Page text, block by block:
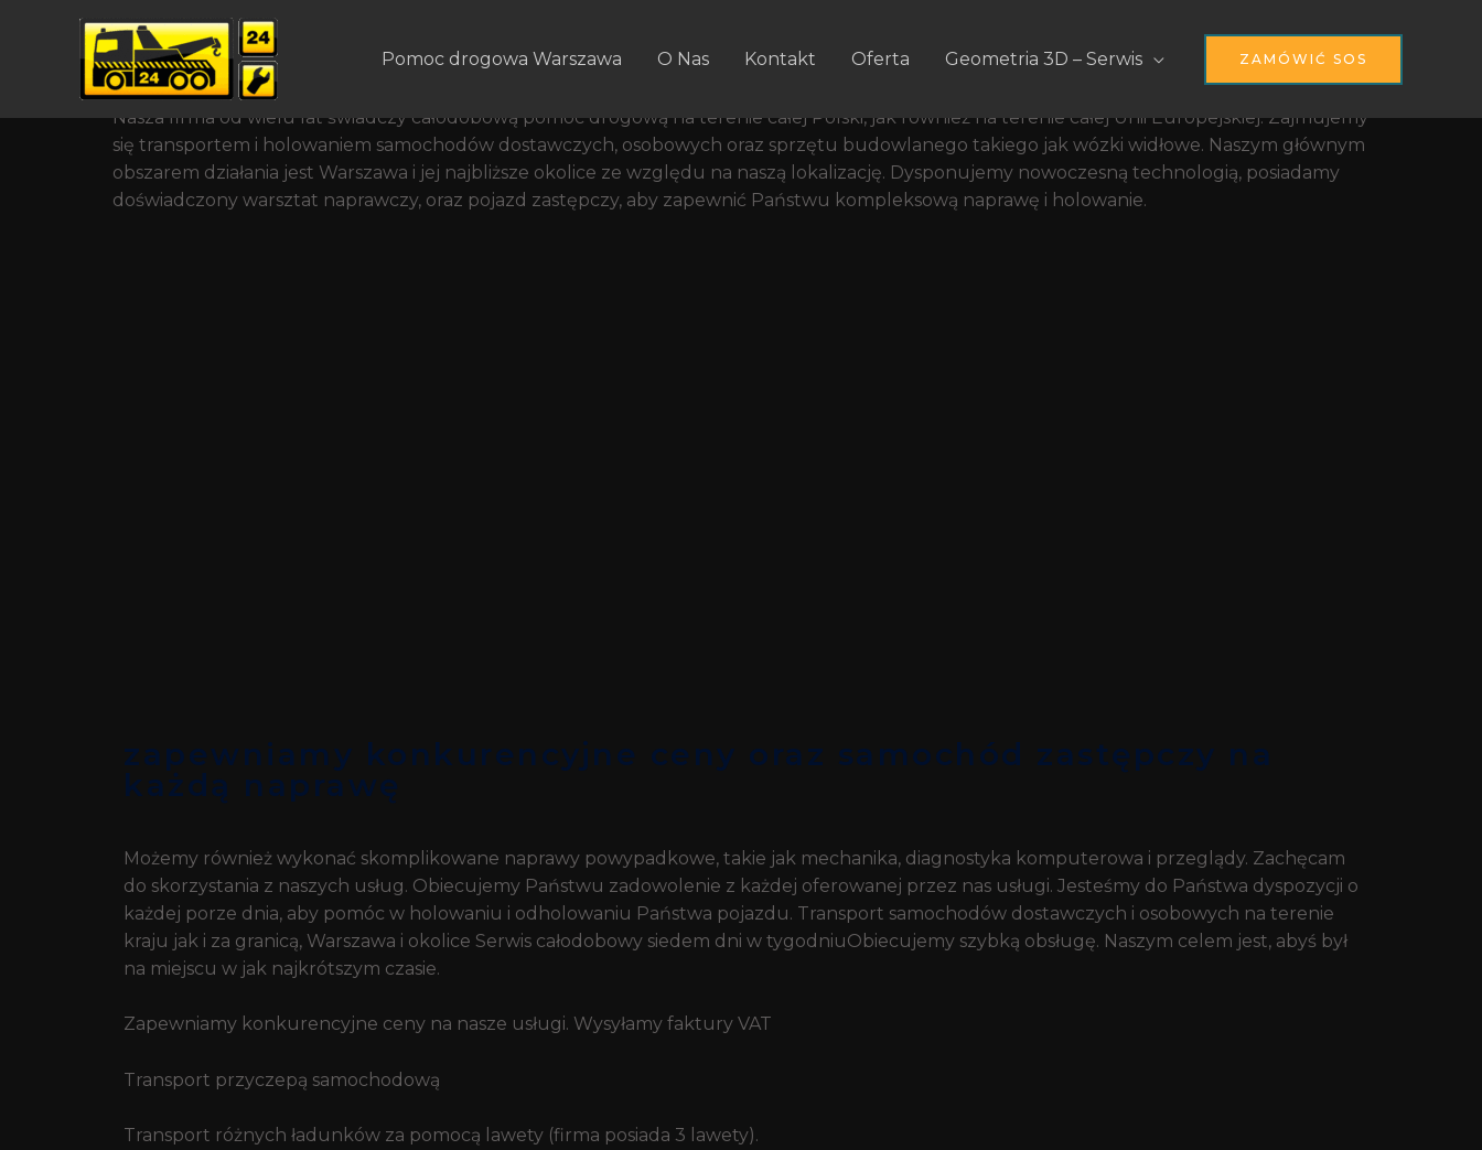
Pomoc drogowa Warszawa O Nas Kontakt Oferta Geometria 3D – Serwis ZAMÓWIĆ SOS
Warszawa Uczciwa I Profesjonalna Pomoc Drogowa Aleksandra Fleminga
Pomoc drogowa w Warszawie na Ursynowie przy ulicy Aleksandra Fleminga
Nasza firma od wielu lat świadczy całodobową pomoc drogową na terenie całej Polski, jak również na terenie całej Unii Europejskiej. Zajmujemy
się transportem i holowaniem samochodów dostawczych, osobowych oraz sprzętu budowlanego takiego jak wózki widłowe. Naszym głównym
obszarem działania jest Warszawa i jej najbliższe okolice ze względu na naszą lokalizację. Dysponujemy nowoczesną technologią, posiadamy
doświadczony warsztat naprawczy, oraz pojazd zastępczy, aby zapewnić Państwu kompleksową naprawę i holowanie.
zapewniamy konkurencyjne ceny oraz samochód zastępczy na
każdą naprawę
Możemy również wykonać skomplikowane naprawy powypadkowe, takie jak mechanika, diagnostyka komputerowa i przeglądy. Zachęcam
do skorzystania z naszych usług. Obiecujemy Państwu zadowolenie z każdej oferowanej przez nas usługi. Jesteśmy do Państwa dyspozycji o
każdej porze dnia, aby pomóc w holowaniu i odholowaniu Państwa pojazdu. Transport samochodów dostawczych i osobowych na terenie
kraju jak i za granicą, Warszawa i okolice Serwis całodobowy siedem dni w tygodniuObiecujemy szybką obsługę. Naszym celem jest, abyś był
na miejscu w jak najkrótszym czasie.
Zapewniamy konkurencyjne ceny na nasze usługi. Wysyłamy faktury VAT
Transport przyczepą samochodową
Transport różnych ładunków za pomocą lawety (firma posiada 3 lawety).